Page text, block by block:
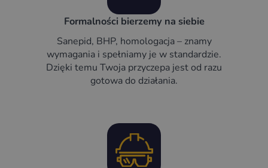
Formalności bierzemy na siebie
Sanepid, BHP, homologacja – znamy
wymagania i spełniamy je w standardzie.
Dzięki temu Twoja przyczepa jest od razu
gotowa do działania.